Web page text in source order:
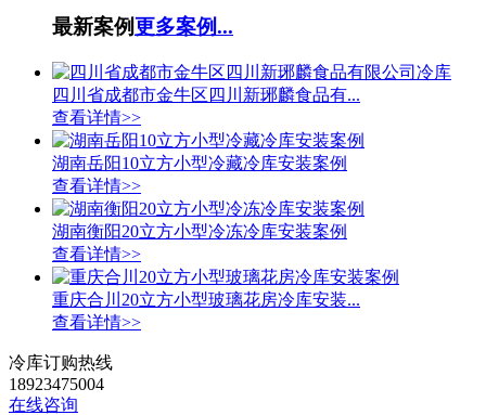
最新案例更多案例...
四川省成都市金牛区四川新琊麟食品有...
查看详情>>
湖南岳阳10立方小型冷藏冷库安装案例
查看详情>>
湖南衡阳20立方小型冷冻冷库安装案例
查看详情>>
重庆合川20立方小型玻璃花房冷库安装...
查看详情>>
冷库订购热线
18923475004
在线咨询